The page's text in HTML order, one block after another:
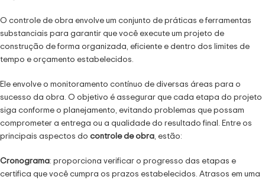
O controle de obra envolve um conjunto de práticas e ferramentas
substanciais para garantir que você execute um projeto de
construção de forma organizada, eficiente e dentro dos limites de
tempo e orçamento estabelecidos.
Ele envolve o monitoramento contínuo de diversas áreas para o
sucesso da obra. O objetivo é assegurar que cada etapa do projeto
siga conforme o planejamento, evitando problemas que possam
comprometer a entrega ou a qualidade do resultado final. Entre os
principais aspectos do controle de obra, estão:
Cronograma: proporciona verificar o progresso das etapas e
certifica que você cumpra os prazos estabelecidos. Atrasos em uma